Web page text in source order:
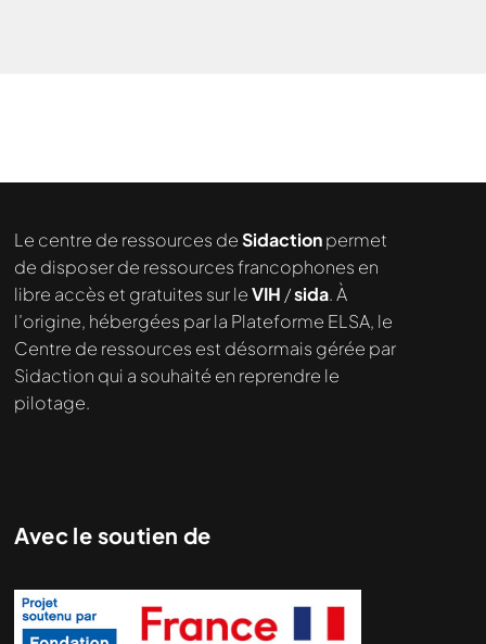
Nous cherchons le contenu
demandé....
Le centre de ressources deSidactionpermet
de disposer de ressources francophones en
libre accès et gratuites sur leVIH /sida. À
l’origine, hébergées par la Plateforme ELSA, le
Centre de ressources est désormais gérée par
Sidaction qui a souhaité en reprendre le
pilotage.
Avec le soutien de